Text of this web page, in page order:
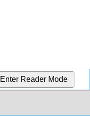
Enter Reader Mode